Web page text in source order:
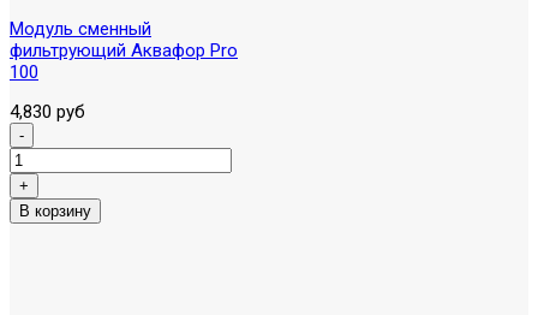
Модуль сменный
фильтрующий Аквафор Pro
100
4,830 руб